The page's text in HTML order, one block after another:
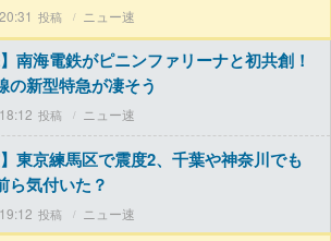
ニュー速
】南海電鉄がピニンファリーナと初共創！
の新型特急が凄そう
ニュー速
】東京練馬区で震度2、千葉や神奈川でも
気付いた？
ニュー速